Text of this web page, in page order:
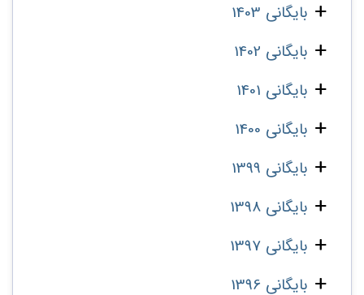
بایگانی 1403
بایگانی 1402
بایگانی 1401
بایگانی 1400
بایگانی 1399
بایگانی 1398
بایگانی 1397
بایگانی 1396